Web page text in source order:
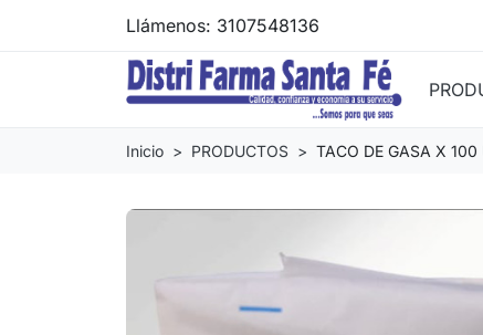
Llámenos: 3107548136
Inicio PRODUCTOS TACO DE GASA X